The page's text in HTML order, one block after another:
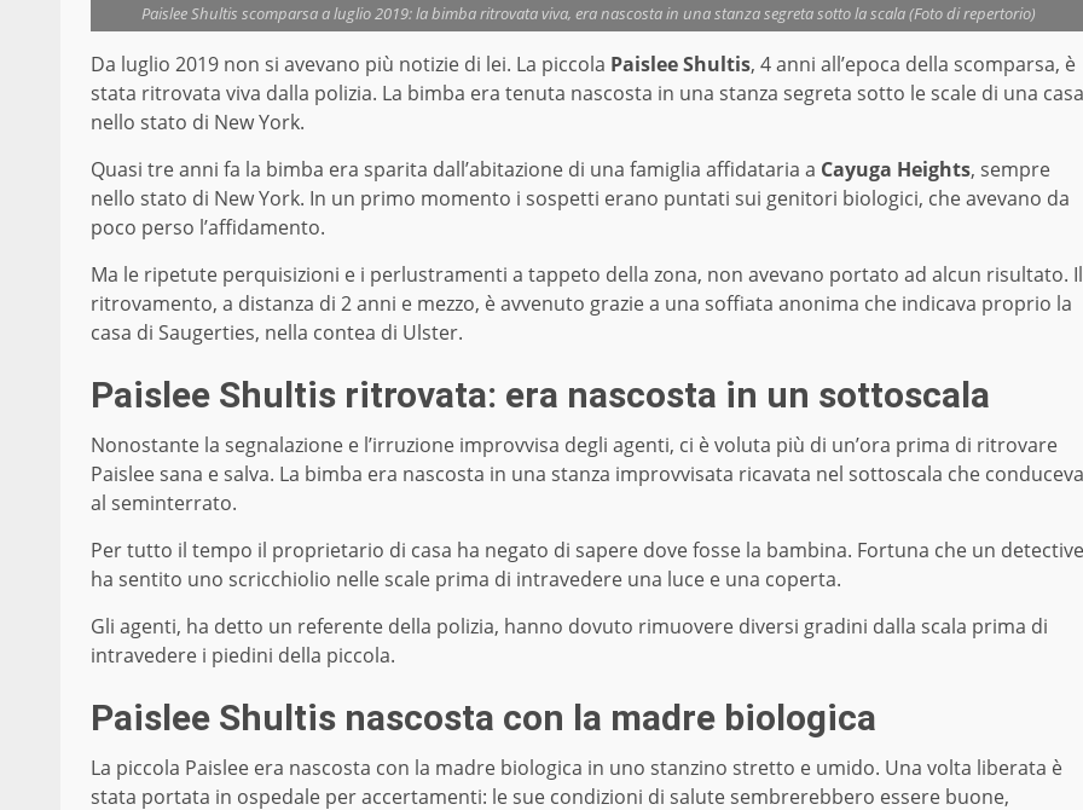
Paislee Shultis scomparsa a luglio 2019: la bimba ritrovata viva, era nascosta in una stanza segreta sotto la scala (Foto di repertorio)
Da luglio 2019 non si avevano più notizie di lei. La piccola PaisleeShultis, 4 anni all’epoca della scomparsa, è
stata ritrovata viva dalla polizia. La bimba era tenuta nascosta in una stanza segreta sotto le scale di una casa
nello stato di New York.
Quasi tre anni fa la bimba era sparita dall’abitazione di una famiglia affidataria a Cayuga Heights, sempre
nello stato di New York. In un primo momento i sospetti erano puntati sui genitori biologici, che avevano da
poco perso l’affidamento.
Ma le ripetute perquisizioni e i perlustramenti a tappeto della zona, non avevano portato ad alcun risultato. Il
ritrovamento, a distanza di 2 anni e mezzo, è avvenuto grazie a una soffiata anonima che indicava proprio la
casa di Saugerties, nella contea di Ulster.
Paislee Shultis ritrovata: era nascosta in un sottoscala
Nonostante la segnalazione e l’irruzione improvvisa degli agenti, ci è voluta più di un’ora prima di ritrovare
Paislee sana e salva. La bimba era nascosta in una stanza improvvisata ricavata nel sottoscala che conduceva
al seminterrato.
Per tutto il tempo il proprietario di casa ha negato di sapere dove fosse la bambina. Fortuna che un detective
ha sentito uno scricchiolio nelle scale prima di intravedere una luce e una coperta.
Gli agenti, ha detto un referente della polizia, hanno dovuto rimuovere diversi gradini dalla scala prima di
intravedere i piedini della piccola.
Paislee Shultis nascosta con la madre biologica
La piccola Paislee era nascosta con la madre biologica in uno stanzino stretto e umido. Una volta liberata è
stata portata in ospedale per accertamenti: le sue condizioni di salute sembrerebbero essere buone,